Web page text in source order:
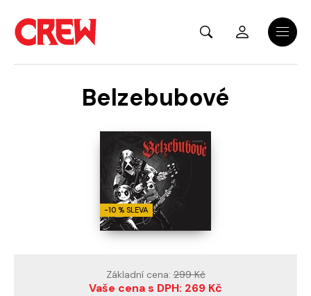
Menu
Belzebubové
-10 % SLEVA
Základní cena:299 Kč
Vaše cena s DPH: 269 Kč